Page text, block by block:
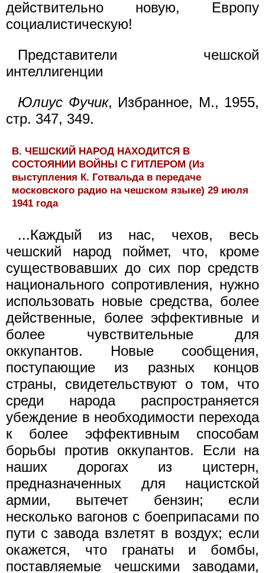
действительно новую, Европу
социалистическую!
Представители чешской
интеллигенции
Юлиус Фучик, Избранное, М., 1955,
стр. 347, 349.
В. ЧЕШСКИЙ НАРОД НАХОДИТСЯ В
СОСТОЯНИИ ВОЙНЫ С ГИТЛЕРОМ (Из
выступления К. Готвальда в передаче
московского радио на чешском языке) 29 июля
1941 года
...Каждый из нас, чехов, весь
чешский народ поймет, что, кроме
существовавших до сих пор средств
национального сопротивления, нужно
использовать новые средства, более
действенные, более эффективные и
более чувствительные для
оккупантов. Новые сообщения,
поступающие из разных концов
страны, свидетельствуют о том, что
среди народа распространяется
убеждение в необходимости перехода
к более эффективным способам
борьбы против оккупантов. Если на
наших дорогах из цистерн,
предназначенных для нацистской
армии, вытечет бензин; если
несколько вагонов с боеприпасами по
пути с завода взлетят в воздух; если
окажется, что гранаты и бомбы,
поставляемые чешскими заводами,